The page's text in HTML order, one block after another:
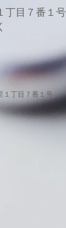
丁目７番１号
１丁目７番１号